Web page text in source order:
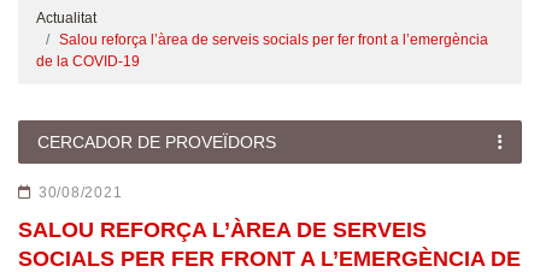
Actualitat
Salou reforça l’àrea de serveis socials per fer front a l’emergència
de la COVID-19
CERCADOR DE PROVEÏDORS
30/08/2021
SALOU REFORÇA L’ÀREA DE SERVEIS
SOCIALS PER FER FRONT A L’EMERGÈNCIA DE